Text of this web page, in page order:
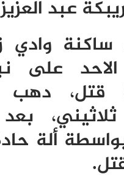
عبد
ساكنة وادي
على
قتل، دهب
بعد
ألة